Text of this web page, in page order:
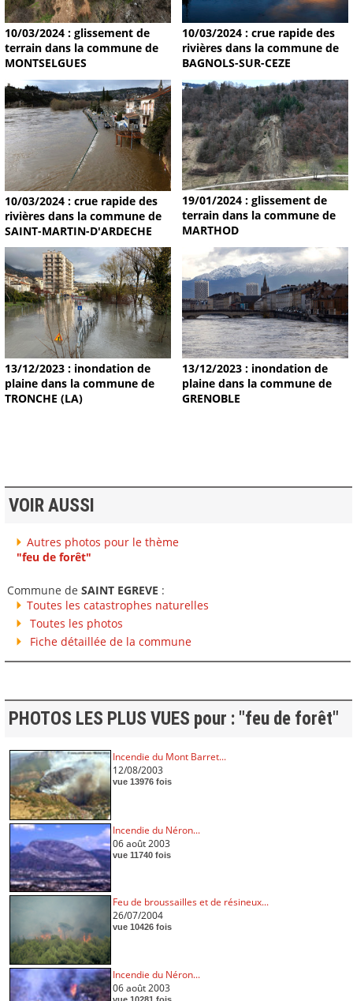
10/03/2024 : glissement de
terrain dans la commune de
MONTSELGUES
10/03/2024 : crue rapide des
rivières dans la commune de
BAGNOLS-SUR-CEZE
10/03/2024 : crue rapide des
rivières dans la commune de
SAINT-MARTIN-D'ARDECHE
19/01/2024 : glissement de
terrain dans la commune de
MARTHOD
13/12/2023 : inondation de
plaine dans la commune de
TRONCHE (LA)
13/12/2023 : inondation de
plaine dans la commune de
GRENOBLE
VOIR AUSSI
Autres photos pour le thème
"feu de forêt"
Commune de SAINT EGREVE :
Toutes les catastrophes naturelles
Toutes les photos
Fiche détaillée de la commune
PHOTOS LES PLUS VUES pour : "feu de forêt"
Incendie du Mont Barret...
12/08/2003
vue 13976 fois
Incendie du Néron...
06 août 2003
vue 11740 fois
Feu de broussailles et de résineux...
26/07/2004
vue 10426 fois
Incendie du Néron...
06 août 2003